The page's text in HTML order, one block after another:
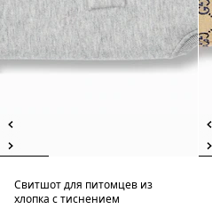
Свитшот для питомцев из
хлопка с тиснением